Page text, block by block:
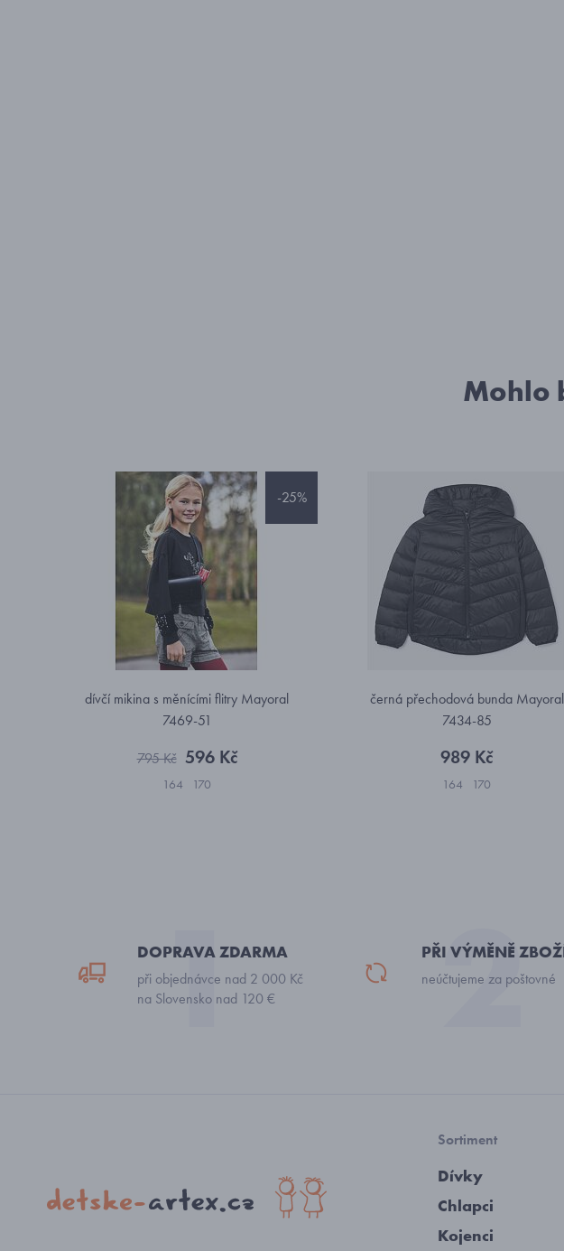
Mohlo
-25%
dívčí mikina s měnícími flitry Mayoral
7469-51
795 Kč 596 Kč
164 170
černá přechodová bunda Mayoral
7434-85
989 Kč
164 170
DOPRAVA ZDARMA
při objednávce nad 2 000 Kč
na Slovensko nad 120 €
PŘI VÝMĚNĚ
neúčtujeme za poštovné
Sortiment
Dívky
Chlapci
Kojenci